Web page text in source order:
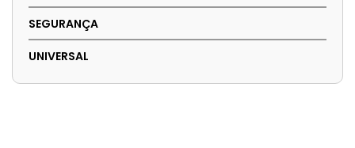
SEGURANÇA
UNIVERSAL